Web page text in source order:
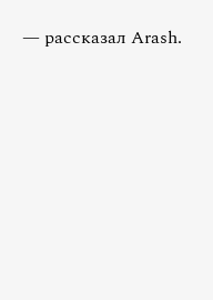
— рассказал Arash.